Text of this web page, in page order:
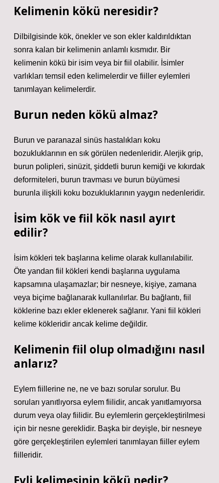
Kelimenin kökü neresidir?
Dilbilgisinde kök, önekler ve son ekler kaldırıldıktan
sonra kalan bir kelimenin anlamlı kısmıdır. Bir
kelimenin kökü bir isim veya bir fiil olabilir. İsimler
varlıkları temsil eden kelimelerdir ve fiiller eylemleri
tanımlayan kelimelerdir.
Burun neden kökü almaz?
Burun ve paranazal sinüs hastalıkları koku
bozukluklarının en sık görülen nedenleridir. Alerjik grip,
burun polipleri, sinüzit, şiddetli burun kemiği ve kıkırdak
deformiteleri, burun travması ve burun büyümesi
burunla ilişkili koku bozukluklarının yaygın nedenleridir.
İsim kök ve fiil kök nasıl ayırt
edilir?
İsim kökleri tek başlarına kelime olarak kullanılabilir.
Öte yandan fiil kökleri kendi başlarına uygulama
kapsamına ulaşamazlar; bir nesneye, kişiye, zamana
veya biçime bağlanarak kullanılırlar. Bu bağlantı, fiil
köklerine bazı ekler eklenerek sağlanır. Yani fiil kökleri
kelime kökleridir ancak kelime değildir.
Kelimenin fiil olup olmadığını nasıl
anlarız?
Eylem fiillerine ne, ne ve bazı sorular sorulur. Bu
soruları yanıtlıyorsa eylem fiilidir, ancak yanıtlamıyorsa
durum veya olay fiilidir. Bu eylemlerin gerçekleştirilmesi
için bir nesne gereklidir. Başka bir deyişle, bir nesneye
göre gerçekleştirilen eylemleri tanımlayan fiiller eylem
fiilleridir.